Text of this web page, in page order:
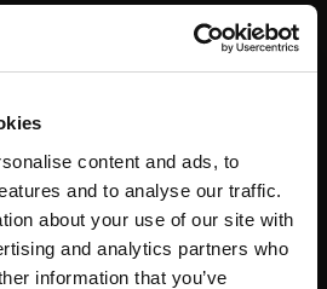
content and ads, to
and to analyse our traffic.
about your use of our site with
and analytics partners who
information that you’ve
Württemberg ist ein
seiner ländlichen Ruhe und
seinen Gästen ein
bei dem erstklassige Live-
trifft. In einer einladenden
Besucher eine musikalische Reise
Genres und Stilrichtungen
delikaten Gerichten kombiniert